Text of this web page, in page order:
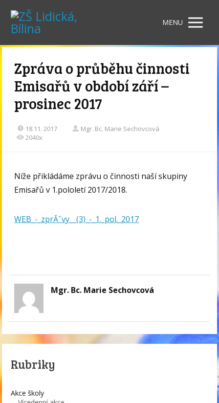
MENU
Zpráva o průběhu činnosti
Emisařů v období září –
prosinec 2017
18.11. 2017
Mgr. Bc. Marie Sechovcová
2040x
Níže přikládáme zprávu o činnosti naší skupiny
Emisařů v 1.pololetí 2017/2018.
WEB_-_zprĂˇvy__(3)_-_1._pol._2017
Mgr. Bc. Marie Sechovcová
Rubriky
Akce školy